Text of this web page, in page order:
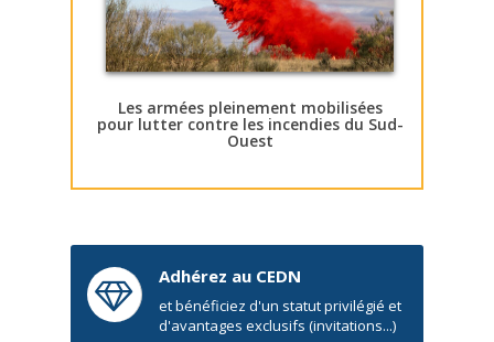
Les armées pleinement mobilisées
pour lutter contre les incendies du Sud-
Ouest
Adhérez au CEDN
et bénéficiez d'un statut privilégié et
d'avantages exclusifs (invitations...)